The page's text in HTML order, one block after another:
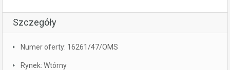
Szczegóły
Numer oferty: 16261/47/OMS
Rynek: Wtórny